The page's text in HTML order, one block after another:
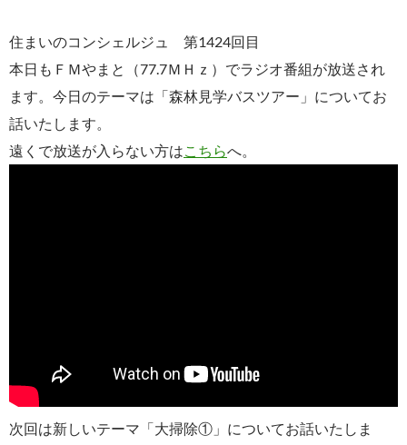
住まいのコンシェルジュ 第1424回目
本日もＦＭやまと（77.7ＭＨｚ）でラジオ番組が放送され
ます。今日のテーマは「森林見学バスツアー」についてお
話いたします。
遠くで放送が入らない方はこちらへ。
次回は新しいテーマ「大掃除①」についてお話いたしま